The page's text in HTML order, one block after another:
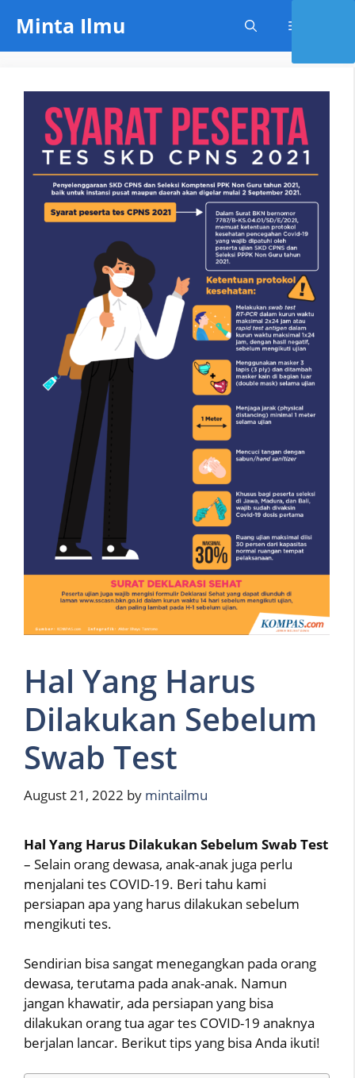
content
Minta Ilmu
Hal Yang Harus
Dilakukan Sebelum
Swab Test
August 21, 2022 by mintailmu
Hal Yang Harus Dilakukan Sebelum Swab Test
– Selain orang dewasa, anak-anak juga perlu
menjalani tes COVID-19. Beri tahu kami
persiapan apa yang harus dilakukan sebelum
mengikuti tes.
Sendirian bisa sangat menegangkan pada orang
dewasa, terutama pada anak-anak. Namun
jangan khawatir, ada persiapan yang bisa
dilakukan orang tua agar tes COVID-19 anaknya
berjalan lancar. Berikut tips yang bisa Anda ikuti!